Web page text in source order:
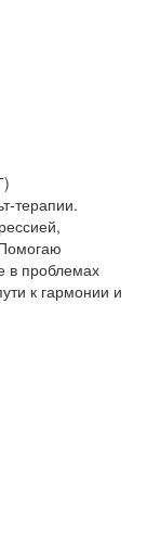
терапии.
в проблемах
к гармонии и